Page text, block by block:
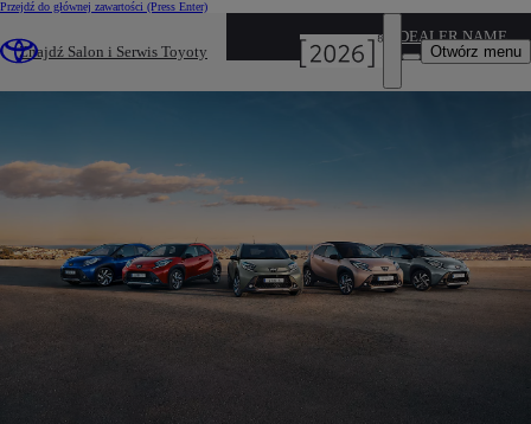
Przejdź do głównej zawartości (Press Enter)
Znajdź Salon i Serwis Toyoty
DEALER NAME
Otwórz menu
Toyota w Europie